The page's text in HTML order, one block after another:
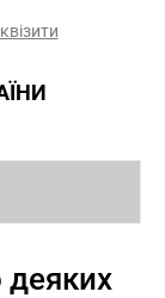
деяких